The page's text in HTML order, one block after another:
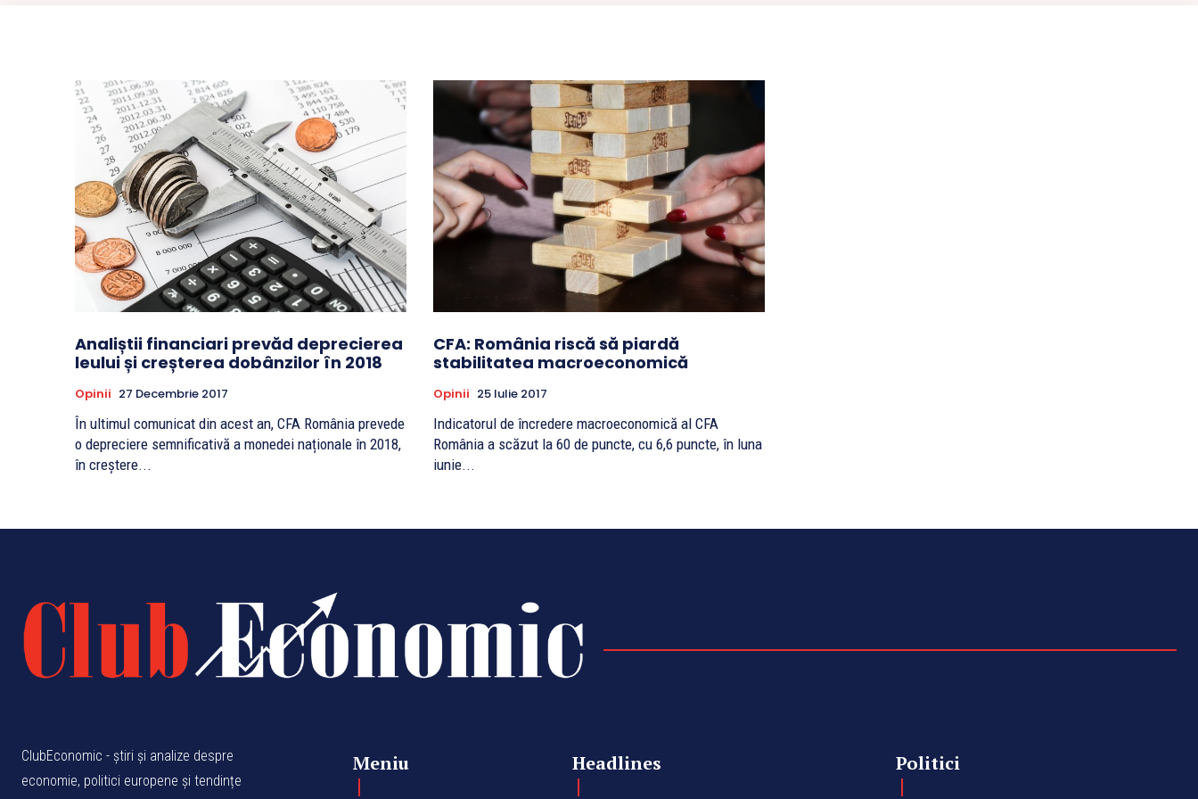
Analiștii financiari prevăd deprecierea
leului și creșterea dobânzilor în 2018
Opinii 27 Decembrie 2017
În ultimul comunicat din acest an, CFA România prevede
o depreciere semnificativă a monedei naționale în 2018,
în creștere...
CFA: România riscă să piardă
stabilitatea macroeconomică
Opinii 25 Iulie 2017
Indicatorul de încredere macroeconomică al CFA
România a scăzut la 60 de puncte, cu 6,6 puncte, în luna
iunie...
ClubEconomic - știri și analize despre
economie, politici europene și tendințe
Meniu Headlines Politici